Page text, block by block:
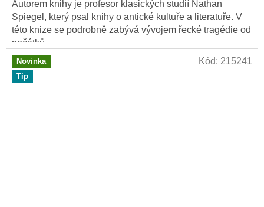
Autorem knihy je profesor klasických studií Nathan
Spiegel, který psal knihy o antické kultuře a literatuře. V
této knize se podrobně zabývá vývojem řecké tragédie od
počátků...
Novinka
Tip
Kód: 215241